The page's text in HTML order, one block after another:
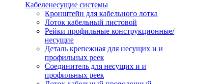
Кабеленесущие системы
Кронштейн для кабельного лотка
Лоток кабельный листовой
Рейки профильные конструкционные/
несущие
Деталь крепежная для несущих и и
профильных реек
Соединитель для несущих и и
профильных реек